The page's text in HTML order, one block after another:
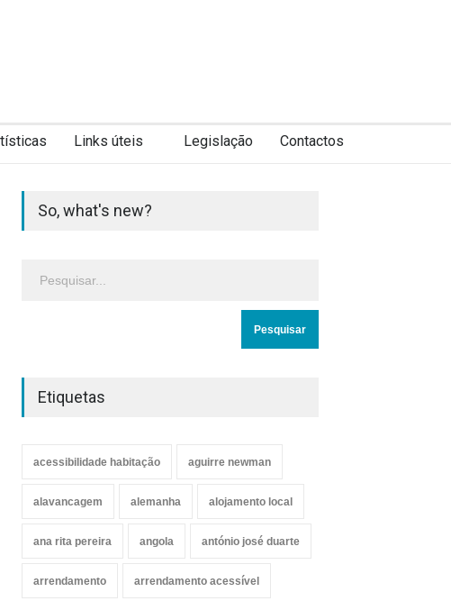
Links úteis Legislação Contactos
So, what's new?
Etiquetas
acessibilidade habitação aguirre newman
alavancagem alemanha alojamento local
ana rita pereira angola antónio josé duarte
arrendamento arrendamento acessível